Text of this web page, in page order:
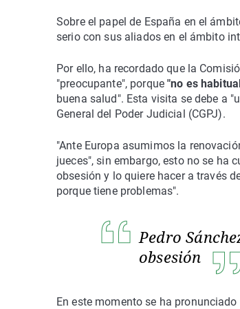
Sobre el papel de España en el
serio con sus aliados en el ámbito
Por ello, ha recordado que la
"preocupante", porque"no es
buena salud". Esta visita se debe a
General del Poder Judicial (CGPJ).
"Ante Europa asumimos la
jueces", sin embargo, esto no se ha
obsesión y lo quiere hacer a través
porque tiene problemas".
Pedro
obsesión
En este momento se ha